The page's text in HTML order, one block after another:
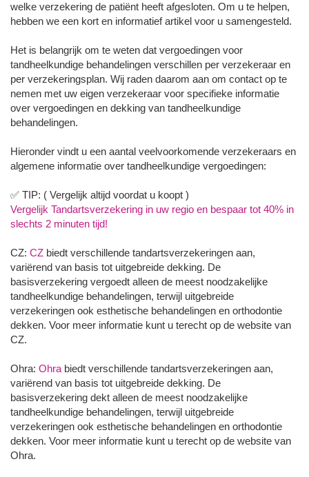
welke verzekering de patiënt heeft afgesloten. Om u te helpen,
hebben we een kort en informatief artikel voor u samengesteld.
Het is belangrijk om te weten dat vergoedingen voor
tandheelkundige behandelingen verschillen per verzekeraar en
per verzekeringsplan. Wij raden daarom aan om contact op te
nemen met uw eigen verzekeraar voor specifieke informatie
over vergoedingen en dekking van tandheelkundige
behandelingen.
Hieronder vindt u een aantal veelvoorkomende verzekeraars en
algemene informatie over tandheelkundige vergoedingen:
✅ TIP: ( Vergelijk altijd voordat u koopt )
Vergelijk Tandartsverzekering in uw regio en bespaar tot 40% in
slechts 2 minuten tijd!
CZ: CZ biedt verschillende tandartsverzekeringen aan,
variërend van basis tot uitgebreide dekking. De
basisverzekering vergoedt alleen de meest noodzakelijke
tandheelkundige behandelingen, terwijl uitgebreide
verzekeringen ook esthetische behandelingen en orthodontie
dekken. Voor meer informatie kunt u terecht op de website van
CZ.
Ohra: Ohra biedt verschillende tandartsverzekeringen aan,
variërend van basis tot uitgebreide dekking. De
basisverzekering dekt alleen de meest noodzakelijke
tandheelkundige behandelingen, terwijl uitgebreide
verzekeringen ook esthetische behandelingen en orthodontie
dekken. Voor meer informatie kunt u terecht op de website van
Ohra.